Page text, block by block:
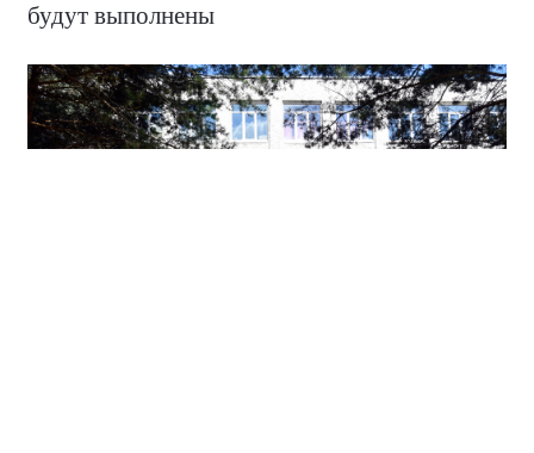
будут выполнены